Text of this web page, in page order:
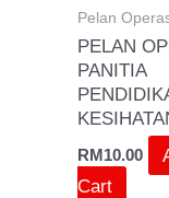
Pelan
PELAN
PANITIA
RM10.00
Cart